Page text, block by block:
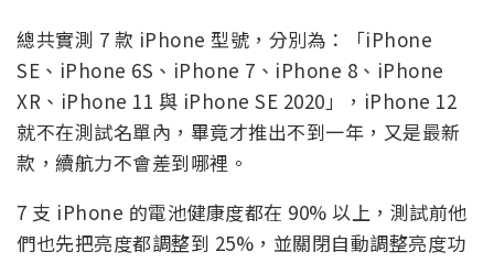
總共實測 7 款 iPhone 型號，分別為：「iPhone
SE、iPhone 6S、iPhone 7、iPhone 8、iPhone
XR、iPhone 11 與 iPhone SE 2020」，iPhone 12
就不在測試名單內，畢竟才推出不到一年，又是最新
款，續航力不會差到哪裡。
7 支 iPhone 的電池健康度都在 90% 以上，測試前他
們也先把亮度都調整到 25%，並關閉自動調整亮度功